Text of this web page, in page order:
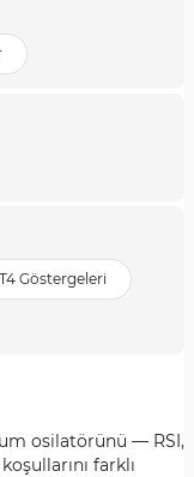
Göstergeleri
osilatörünü — RSI,
farklı